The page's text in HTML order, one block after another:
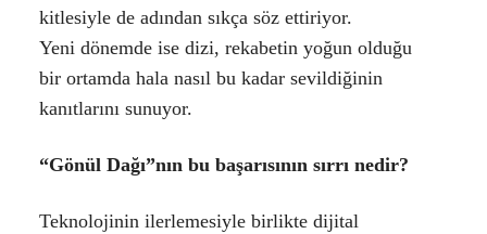
kitlesiyle de adından sıkça söz ettiriyor.
Yeni dönemde ise dizi, rekabetin yoğun olduğu
bir ortamda hala nasıl bu kadar sevildiğinin
kanıtlarını sunuyor.
“Gönül Dağı”nın bu başarısının sırrı nedir?
Teknolojinin ilerlemesiyle birlikte dijital